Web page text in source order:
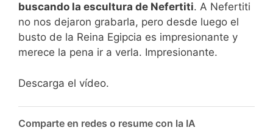
buscando la escultura de Nefertiti. A Nefertiti
no nos dejaron grabarla, pero desde luego el
busto de la Reina Egipcia es impresionante y
merece la pena ir a verla. Impresionante.
Descarga el vídeo.
Comparte en redes o resume con la IA